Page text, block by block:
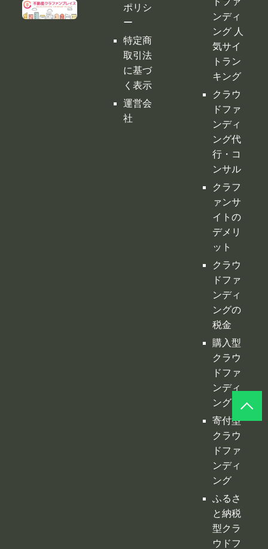
ト］
バシー
ポリシ
ー
特定商
取引法
に基づ
く表示
運営会
ドファ
ンディ
ング 人
気サイ
トラン
キング
クラウ
ドファ
ンディ
ング代
行・コ
ンサル
クラフ
ァンサ
イトの
デメリ
ット
クラウ
ドファ
ンディ
ングの
税金
購入型
クラウ
ドファ
ンディ
ング
寄付型
クラウ
ドファ
ンディ
ング
ふるさ
と納税
型クラ